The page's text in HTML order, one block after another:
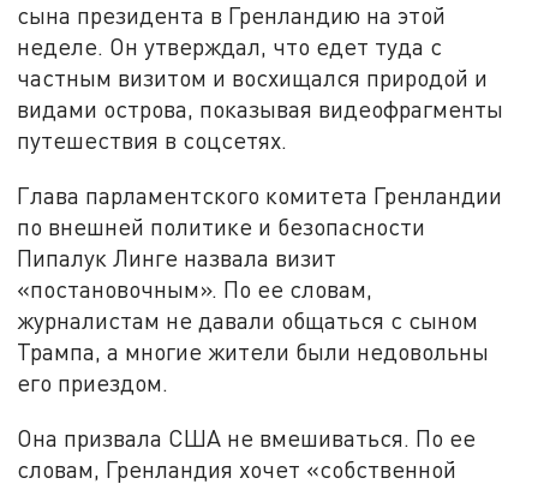
сына президента в Гренландию на этой
неделе. Он утверждал, что едет туда с
частным визитом и восхищался природой и
видами острова, показывая видеофрагменты
путешествия в соцсетях.
Глава парламентского комитета Гренландии
по внешней политике и безопасности
Пипалук Линге назвала визит
«постановочным». По ее словам,
журналистам не давали общаться с сыном
Трампа, а многие жители были недовольны
его приездом.
Она призвала США не вмешиваться. По ее
словам, Гренландия хочет «собственной